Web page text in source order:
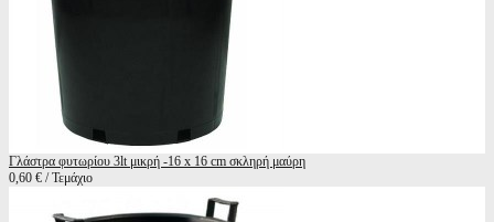
Γλάστρα φυτωρίου 3lt μικρή -16 x 16 cm σκληρή μαύρη
0,60 € / Τεμάχιο